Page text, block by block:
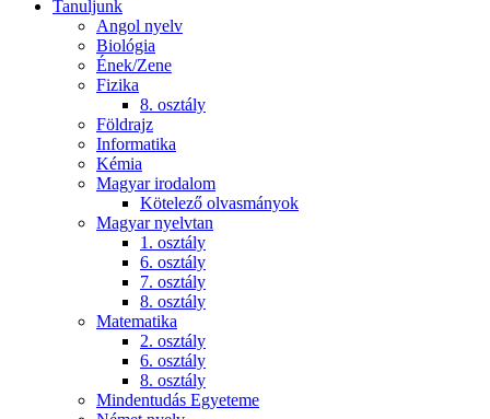
Tanuljunk
Angol nyelv
Biológia
Ének/Zene
Fizika
8. osztály
Földrajz
Informatika
Kémia
Magyar irodalom
Kötelező olvasmányok
Magyar nyelvtan
1. osztály
6. osztály
7. osztály
8. osztály
Matematika
2. osztály
6. osztály
8. osztály
Mindentudás Egyeteme